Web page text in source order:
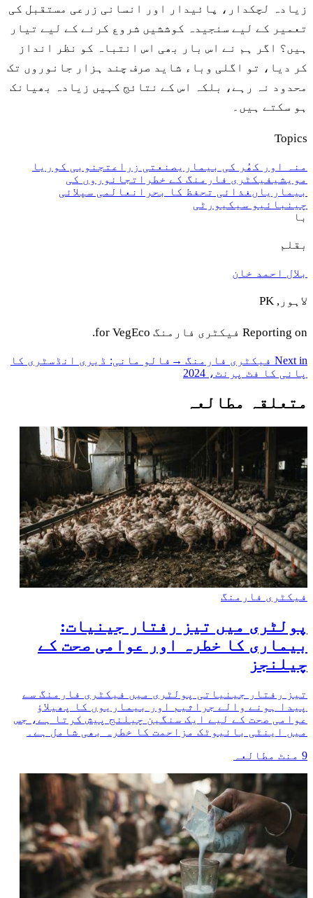
زیادہ لچکدار، پائیدار اور انسانی زرعی مستقبل کی
تعمیر کے لیے سنجیدہ کوششیں شروع کرنے کے لیے تیار
ہیں؟ اگر ہم نے اس بار بھی اس انتباہ کو نظر انداز
کر دیا، تو اگلی وباء شاید صرف چند ہزار جانوروں تک
محدود نہ رہے، بلکہ اس کے نتائج کہیں زیادہ بھیانک
ہو سکتے ہیں۔
Topics
منہ اور کھُر کی بیماریصنعتی زراعتجنوبی کوریا
مویشیفیکٹری فارمنگ کے خطراتجانوروں کی
بیماریاںغذائی تحفظ کا بحرانعالمی سپلائی
چینبائیو سیکیورٹی
با
بقلم
بلال احمد خان
لاہور, PK
Reporting on فیکٹری فارمنگ
Next in فیکٹری فارمنگ → فالو مانی: ڈیری انڈسٹری کا
پانی کا فٹ پرنٹ، 2024
متعلقہ مطالعہ
فیکٹری فارمنگ
پولٹری میں تیز رفتار جینیات:
بیماری کا خطرہ اور عوامی صحت کے
چیلنجز
تیز رفتار جینیاتی پولٹری میں فیکٹری فارمنگ سے
پیدا ہونے والے جراثیم اور بیماریوں کا پھیلاؤ
عوامی صحت کے لیے ایک سنگین چیلنج پیش کرتا ہے، جس
میں اینٹی بائیوٹک مزاحمت کا خطرہ بھی شامل ہے۔
9 منٹ مطالعہ